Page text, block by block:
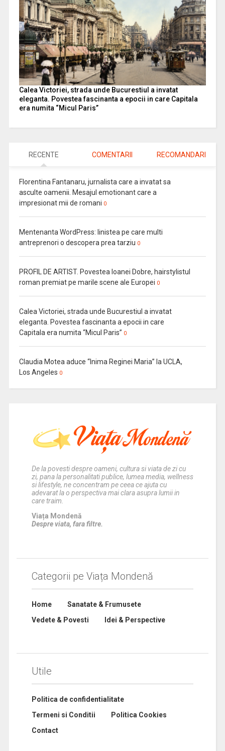
Calea Victoriei, strada unde Bucurestiul a invatat
eleganta. Povestea fascinanta a epocii in care Capitala
era numita “Micul Paris”
RECENTE COMENTARII RECOMANDARI
Florentina Fantanaru, jurnalista care a invatat sa
asculte oamenii. Mesajul emotionant care a
impresionat mii de romani 0
Mentenanta WordPress: linistea pe care multi
antreprenori o descopera prea tarziu 0
PROFIL DE ARTIST. Povestea Ioanei Dobre, hairstylistul
roman premiat pe marile scene ale Europei 0
Calea Victoriei, strada unde Bucurestiul a invatat
eleganta. Povestea fascinanta a epocii in care
Capitala era numita “Micul Paris” 0
Claudia Motea aduce “Inima Reginei Maria” la UCLA,
Los Angeles 0
De la povesti despre oameni, cultura si viata de zi cu
zi, pana la personalitati publice, lumea media, wellness
si lifestyle, ne concentram pe ceea ce ajuta cu
adevarat la o perspectiva mai clara asupra lumii in
care traim.
Viața Mondenă
Despre viata, fara filtre.
Categorii pe Viața Mondenă
Home
Sanatate & Frumusete
Vedete & Povesti
Idei & Perspective
Utile
Politica de confidentialitate
Termeni si Conditii
Politica Cookies
Contact